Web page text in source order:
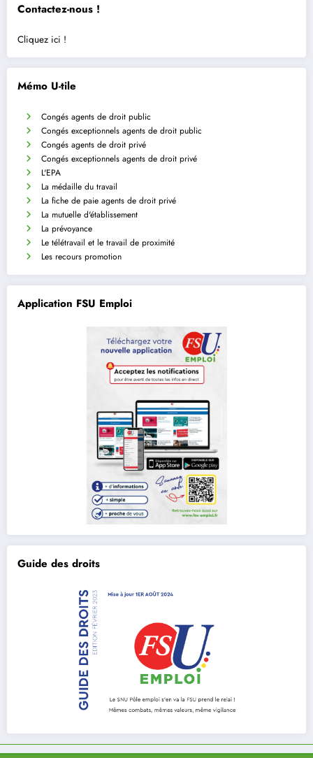
Contactez-nous !
Cliquez ici !
Mémo U-tile
Congés agents de droit public
Congés exceptionnels agents de droit public
Congés agents de droit privé
Congés exceptionnels agents de droit privé
L'EPA
La médaille du travail
La fiche de paie agents de droit privé
La mutuelle d'établissement
La prévoyance
Le télétravail et le travail de proximité
Les recours promotion
Application FSU Emploi
Guide des droits